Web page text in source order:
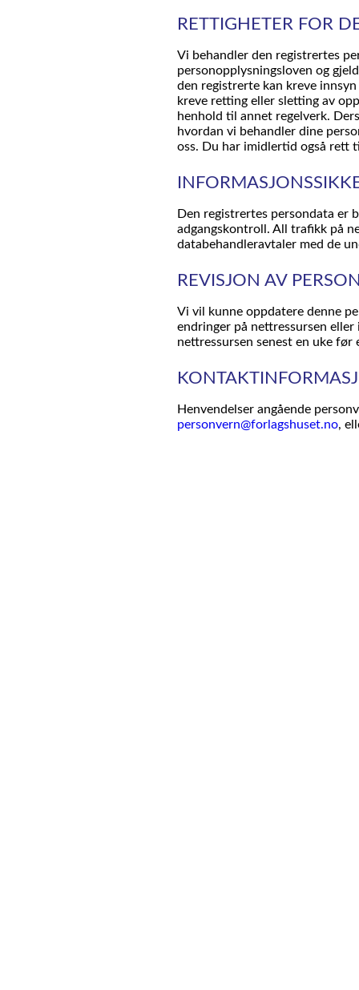
RETTIGHETER FOR
Vi behandler den registrertes
personopplysningsloven og
den registrerte kan kreve
kreve retting eller sletting av
henhold til annet regelverk.
hvordan vi behandler dine
oss. Du har imidlertid også rett
Den registrertes persondata er
adgangskontroll. All trafikk på
databehandleravtaler med de
REVISJON AV
Vi vil kunne oppdatere denne
endringer på nettressursen
nettressursen senest en uke før
Henvendelser angående
personvern@forlagshuset.no,